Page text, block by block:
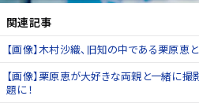
関連記事
【画像】木村沙織、旧知の中である栗原恵
【画像】栗原恵が大好きな両親と一緒に撮
題に！